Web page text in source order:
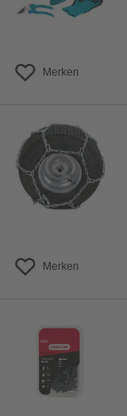
Merken
Merken